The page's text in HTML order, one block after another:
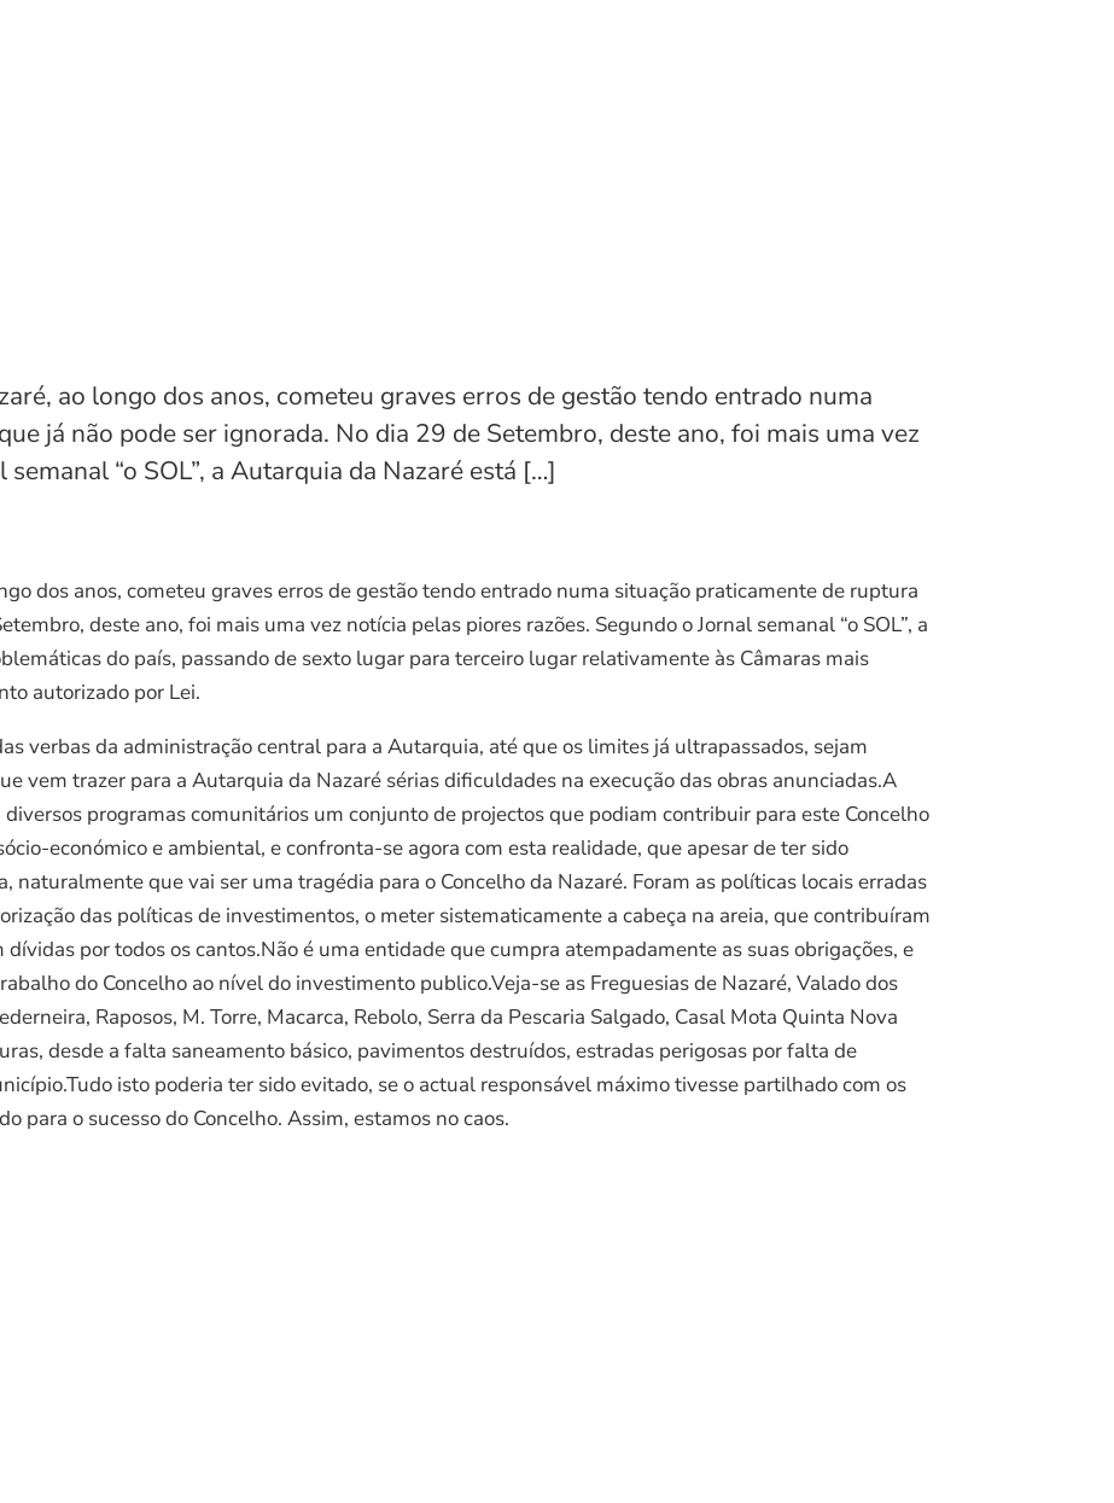
ao longo dos anos, cometeu graves erros de gestão tendo entrado numa
já não pode ser ignorada. No dia 29 de Setembro, deste ano, foi mais uma vez
“o SOL”, a Autarquia da Nazaré está […]
dos anos, cometeu graves erros de gestão tendo entrado numa situação praticamente de ruptura
deste ano, foi mais uma vez notícia pelas piores razões. Segundo o Jornal semanal “o SOL”, a
do país, passando de sexto lugar para terceiro lugar relativamente às Câmaras mais
autorizado por Lei.
verbas da administração central para a Autarquia, até que os limites já ultrapassados, sejam
vem trazer para a Autarquia da Nazaré sérias dificuldades na execução das obras anunciadas.A
programas comunitários um conjunto de projectos que podiam contribuir para este Concelho
económico e ambiental, e confronta-se agora com esta realidade, que apesar de ter sido
que vai ser uma tragédia para o Concelho da Nazaré. Foram as políticas locais erradas
das políticas de investimentos, o meter sistematicamente a cabeça na areia, que contribuíram
por todos os cantos.Não é uma entidade que cumpra atempadamente as suas obrigações, e
do Concelho ao nível do investimento publico.Veja-se as Freguesias de Nazaré, Valado dos
Raposos, M. Torre, Macarca, Rebolo, Serra da Pescaria Salgado, Casal Mota Quinta Nova
desde a falta saneamento básico, pavimentos destruídos, estradas perigosas por falta de
isto poderia ter sido evitado, se o actual responsável máximo tivesse partilhado com os
para o sucesso do Concelho. Assim, estamos no caos.